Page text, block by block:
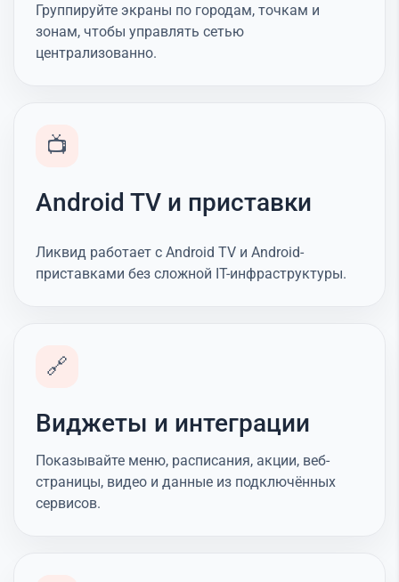
Группируйте экраны по городам, точкам и
зонам, чтобы управлять сетью
централизованно.
📺
Android TV и приставки
Ликвид работает с Android TV и Android-
приставками без сложной IT-инфраструктуры.
🔗
Виджеты и интеграции
Показывайте меню, расписания, акции, веб-
страницы, видео и данные из подключённых
сервисов.